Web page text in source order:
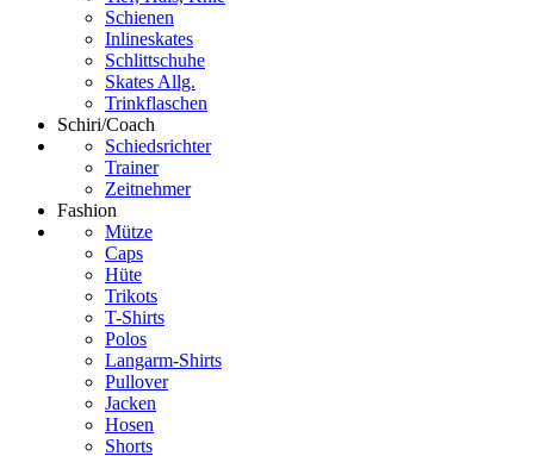
Schienen
Inlineskates
Schlittschuhe
Skates Allg.
Trinkflaschen
Schiri/Coach
Schiedsrichter
Trainer
Zeitnehmer
Fashion
Mütze
Caps
Hüte
Trikots
T-Shirts
Polos
Langarm-Shirts
Pullover
Jacken
Hosen
Shorts